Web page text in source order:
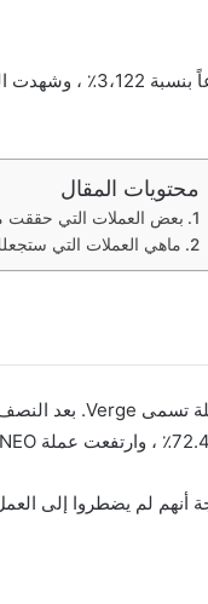
لكن الأهم من ذلك ، أن عملات بديلة محددة تمتعت بمكاسب
محتويات المقال
بعض العملات التي حققت
ماهي العملات التي ستجعلك
أنهم لم يضطروا إلى